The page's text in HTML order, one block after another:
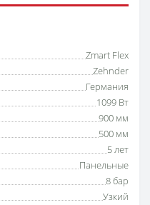
Zmart Flex
Zehnder
Германия
1099 Вт
900 мм
500 мм
5 лет
Панельные
8 бар
Узкий